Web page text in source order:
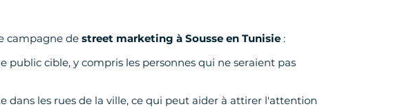
campagne de street marketing à Sousse en Tunisie :
cible, y compris les personnes qui ne seraient pas
les rues de la ville, ce qui peut aider à attirer l'attention